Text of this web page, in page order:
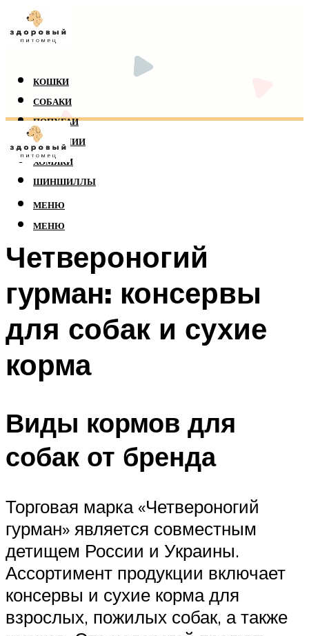
КОШКИ
СОБАКИ
ПОПУГАИ
РЕПТИЛИИ
ХОМЯКИ
ШИНШИЛЛЫ
МЕНЮ
МЕНЮ
Четвероногий
гурман: консервы
для собак и сухие
корма
Виды кормов для
собак от бренда
Торговая марка «Четвероногий
гурман» является совместным
детищем России и Украины.
Ассортимент продукции включает
консервы и сухие корма для
взрослых, пожилых собак, а также